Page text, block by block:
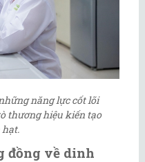
năng lực cốt lõi
thương hiệu kiến tạo
đồng về dinh